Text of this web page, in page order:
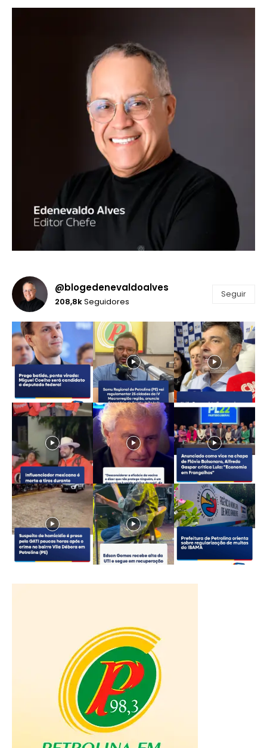
@blogedenevaldoalves
208,8kSeguidores
Seguir